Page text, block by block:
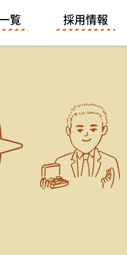
覧 採用情報